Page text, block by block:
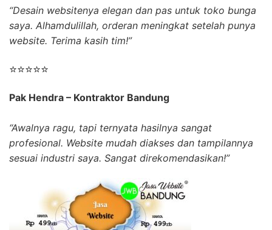
“Desain websitenya elegan dan pas untuk toko bunga
saya. Alhamdulillah, orderan meningkat setelah punya
website. Terima kasih tim!”
⭐⭐⭐⭐⭐
Pak Hendra – Kontraktor Bandung
“Awalnya ragu, tapi ternyata hasilnya sangat
profesional. Website mudah diakses dan tampilannya
sesuai industri saya. Sangat direkomendasikan!”